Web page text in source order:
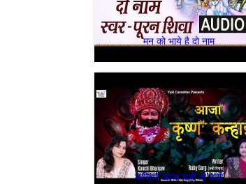
मन को भाये है दो नाम
कन्हियाँ आजा घडी दो घड़ी